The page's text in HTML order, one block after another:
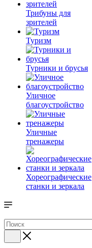
Трибуны для
зрителей
Туризм
Турники и брусья
Уличное
благоустройство
Уличные
тренажеры
Хореографические
станки и зеркала